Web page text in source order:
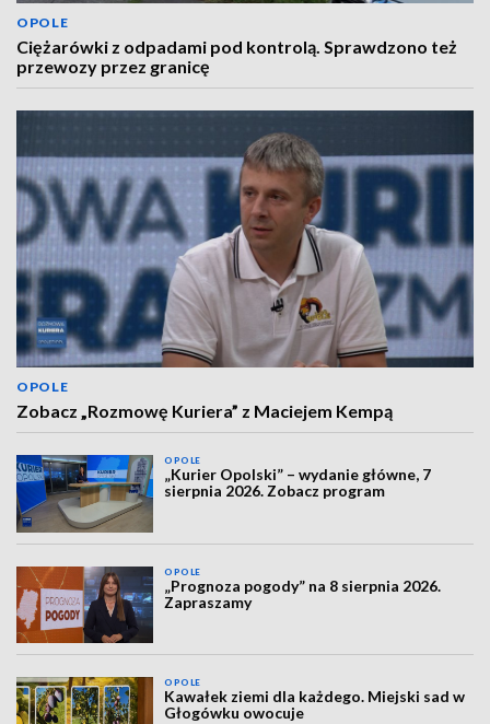
OPOLE
Ciężarówki z odpadami pod kontrolą. Sprawdzono też
przewozy przez granicę
OPOLE
Zobacz „Rozmowę Kuriera” z Maciejem Kempą
OPOLE
„Kurier Opolski” – wydanie główne, 7
sierpnia 2026. Zobacz program
OPOLE
„Prognoza pogody” na 8 sierpnia 2026.
Zapraszamy
OPOLE
Kawałek ziemi dla każdego. Miejski sad w
Głogówku owocuje